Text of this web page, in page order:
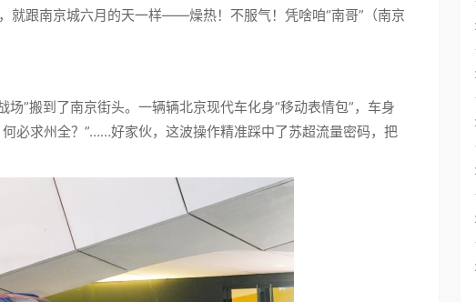
就跟南京城六月的天一样——燥热！不服气！凭啥咱“南哥”（南京
”搬到了南京街头。一辆辆北京现代车化身“移动表情包”，车身
必求州全？”……好家伙，这波操作精准踩中了苏超流量密码，把